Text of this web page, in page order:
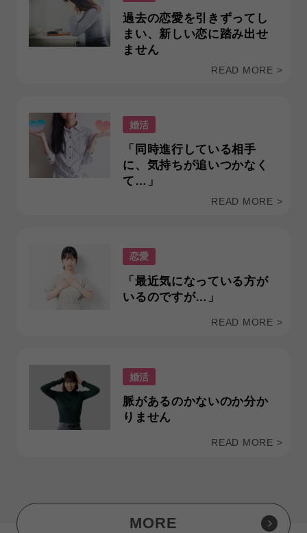
過去の恋愛を引きずってし
まい、新しい恋に踏み出せ
ません
READ MORE >
婚活
「同時進行している相手
に、気持ちが追いつかなく
て…」
READ MORE >
恋愛
「最近気になっている方が
いるのですが…」
READ MORE >
婚活
脈があるのかないのか分か
りません
READ MORE >
MORE